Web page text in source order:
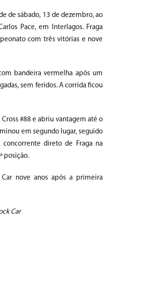
de sábado, 13 de dezembro, ao
Pace, em Interlagos. Fraga
com três vitórias e nove
bandeira vermelha após um
sem feridos. A corrida ficou
#88 e abriu vantagem até o
em segundo lugar, seguido
direto de Fraga na
posição.
nove anos após a primeira
Car